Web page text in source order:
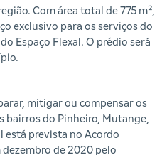
Com área total de 775 m²,
exclusivo para os serviços do
Espaço Flexal. O prédio será
mitigar ou compensar os
bairros do Pinheiro, Mutange,
está prevista no Acordo
de 2020 pelo